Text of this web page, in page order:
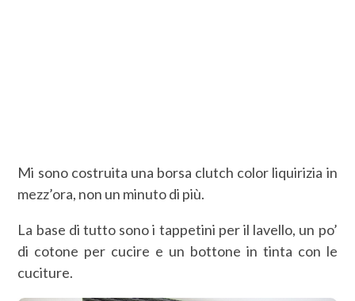
Mi sono costruita una borsa clutch color liquirizia in
mezz’ora, non un minuto di più.
La base di tutto sono i tappetini per il lavello, un po’
di cotone per cucire e un bottone in tinta con le
cuciture.